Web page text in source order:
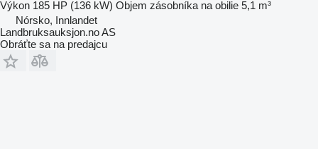
Výkon 185 HP (136 kW) Objem zásobníka na obilie 5,1 m³
Nórsko, Innlandet
Landbruksauksjon.no AS
Obráťte sa na predajcu